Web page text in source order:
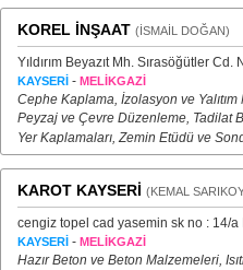
KOREL İNŞAAT (İSMAİL DOĞAN)
Yıldırım Beyazıt Mh. Sırasöğütler
KAYSERİ - MELİKGAZİ
Cephe Kaplama, İzolasyon ve
Peyzaj ve Çevre Düzenleme, Tadilat
Yer Kaplamaları, Zemin Etüdü ve
KAROT KAYSERİ (KEMAL
cengiz topel cad yasemin sk no : 14/
KAYSERİ - MELİKGAZİ
Hazır Beton ve Beton Malzemeleri,